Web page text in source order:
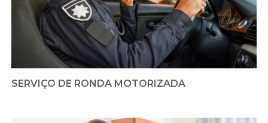
SERVIÇO DE RONDA MOTORIZADA